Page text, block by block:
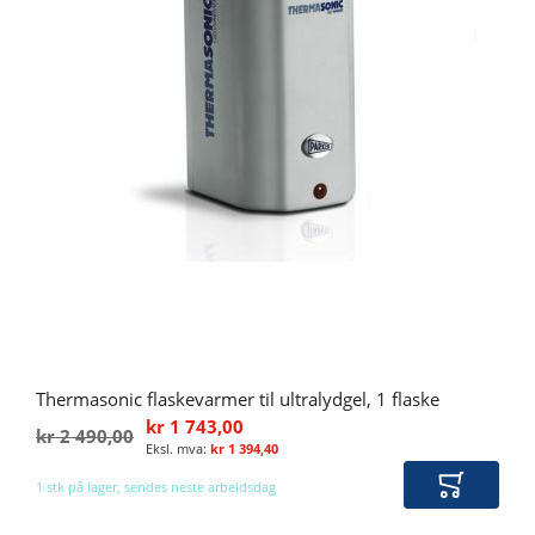
Thermasonic flaskevarmer til ultralydgel, 1 flaske
kr 1 743,00
kr 1 394,40
kr 2 490,00
1 stk på lager, sendes neste arbeidsdag Legg i